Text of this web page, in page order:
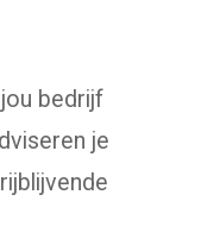
bedrijf
je